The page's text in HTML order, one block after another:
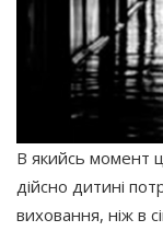
В якийсь момент
дійсно дитині
виховання, ніж в